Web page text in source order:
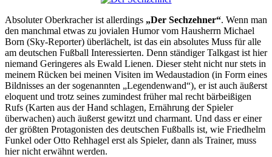
Absoluter Oberkracher ist allerdings „Der Sechzehner“. Wenn man
den manchmal etwas zu jovialen Humor vom Hausherrn Michael
Born (Sky-Reporter) überlächelt, ist das ein absolutes Muss für alle
am deutschen Fußball Interessierten. Denn ständiger Talkgast ist hier
niemand Geringeres als Ewald Lienen. Dieser steht nicht nur stets in
meinem Rücken bei meinen Visiten im Wedaustadion (in Form eines
Bildnisses an der sogenannten „Legendenwand“), er ist auch äußerst
eloquent und trotz seines zumindest früher mal recht bärbeißigen
Rufs (Karten aus der Hand schlagen, Ernährung der Spieler
überwachen) auch äußerst gewitzt und charmant. Und dass er einer
der größten Protagonisten des deutschen Fußballs ist, wie Friedhelm
Funkel oder Otto Rehhagel erst als Spieler, dann als Trainer, muss
hier nicht erwähnt werden.